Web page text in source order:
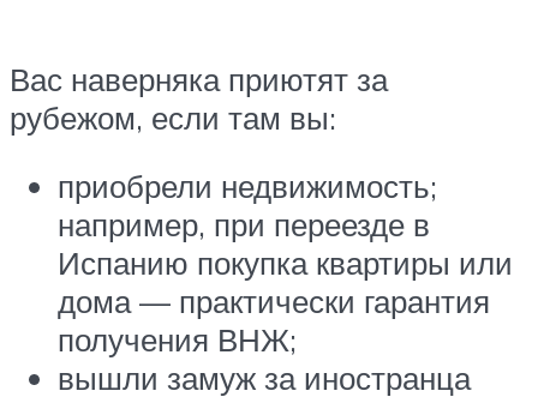
Вас наверняка приютят за
рубежом, если там вы:
приобрели недвижимость;
например, при переезде в
Испанию покупка квартиры или
дома — практически гарантия
получения ВНЖ;
вышли замуж за иностранца